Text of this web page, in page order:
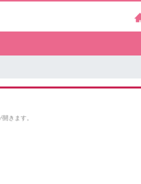
きます。